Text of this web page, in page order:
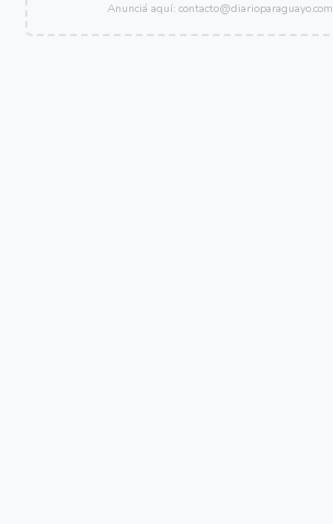
Anunciá aquí: contacto@diarioparaguayo.com